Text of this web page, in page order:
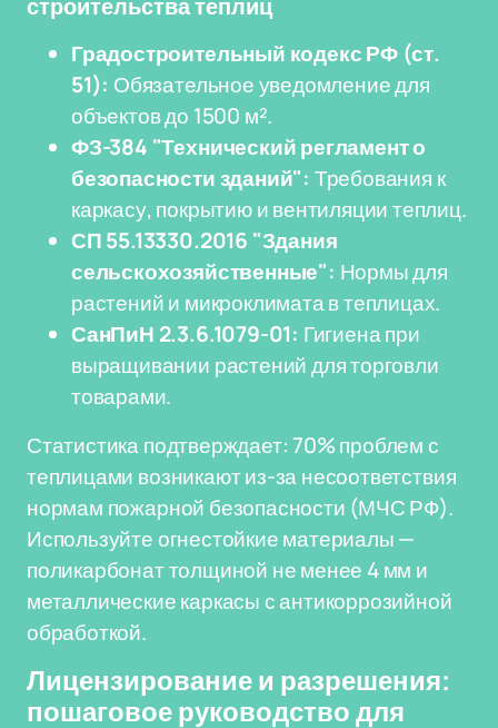
строительства теплиц
Градостроительный кодекс РФ (ст.
51): Обязательное уведомление для
объектов до 1500 м².
ФЗ-384 "Технический регламент о
безопасности зданий": Требования к
каркасу, покрытию и вентиляции теплиц.
СП 55.13330.2016 "Здания
сельскохозяйственные": Нормы для
растений и микроклимата в теплицах.
СанПиН 2.3.6.1079-01: Гигиена при
выращивании растений для торговли
товарами.
Статистика подтверждает: 70% проблем с
теплицами возникают из-за несоответствия
нормам пожарной безопасности (МЧС РФ).
Используйте огнестойкие материалы —
поликарбонат толщиной не менее 4 мм и
металлические каркасы с антикоррозийной
обработкой.
Лицензирование и разрешения:
пошаговое руководство для